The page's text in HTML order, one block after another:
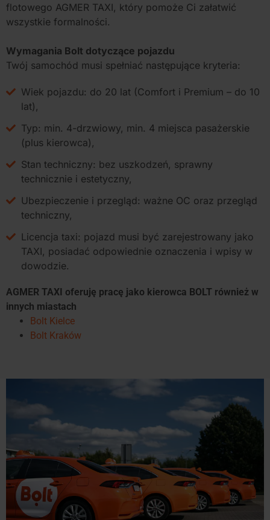
flotowego AGMER TAXI, który pomoże Ci załatwić
wszystkie formalności.
Wymagania Bolt dotyczące pojazdu
Twój samochód musi spełniać następujące kryteria:
Wiek pojazdu: do 20 lat (Comfort i Premium – do 10
lat),
Typ: min. 4-drzwiowy, min. 4 miejsca pasażerskie
(plus kierowca),
Stan techniczny: bez uszkodzeń, sprawny
technicznie i estetyczny,
Ubezpieczenie i przegląd: ważne OC oraz przegląd
techniczny,
Licencja taxi: pojazd musi być zarejestrowany jako
TAXI, posiadać odpowiednie oznaczenia i wpisy w
dowodzie.
AGMER TAXI oferuję pracę jako kierowca BOLT również w
innych miastach
Bolt Kielce
Bolt Kraków